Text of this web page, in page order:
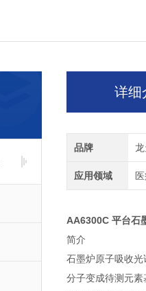
详细
品牌
应用领域
AA6300C 平台石
简
石墨炉原子吸收
分子变成待测元